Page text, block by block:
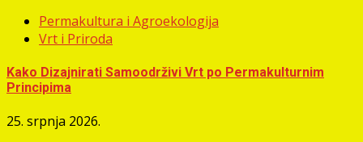
Permakultura i Agroekologija
Vrt i Priroda
Kako Dizajnirati Samoodrživi Vrt po Permakulturnim
Principima
25. srpnja 2026.